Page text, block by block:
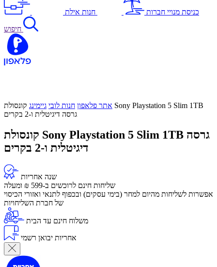
כניסת מנויי חברות חנות אילת
חיפוש
אתר פלאפון חנות לובי גיימינג קונסולת Sony Playstation 5 Slim 1TB
גרסה דיגיטלית ו-2 בקרים
קונסולת Sony Playstation 5 Slim 1TB גרסה
דיגיטלית ו-2 בקרים
שנה אחריות
שליחות חינם לרוכשים ב-599 ₪ ומעלה
​אפשרות לשליחות מהיום למחר (בימי עסקים) ובכפוף לתנאי ואזורי הכיסוי
של חברת השליחויות
משלוח חינם עד הבית
אחריות יבואן רשמי